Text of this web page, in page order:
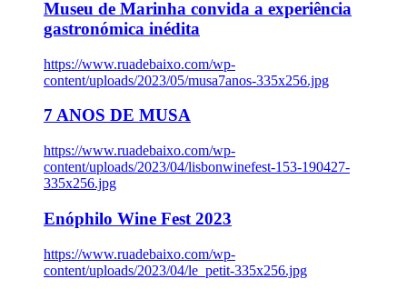
Museu de Marinha convida a experiência
gastronómica inédita
https://www.ruadebaixo.com/wp-
content/uploads/2023/05/musa7anos-335x256.jpg
7 ANOS DE MUSA
https://www.ruadebaixo.com/wp-
content/uploads/2023/04/lisbonwinefest-153-190427-
335x256.jpg
Enóphilo Wine Fest 2023
https://www.ruadebaixo.com/wp-
content/uploads/2023/04/le_petit-335x256.jpg